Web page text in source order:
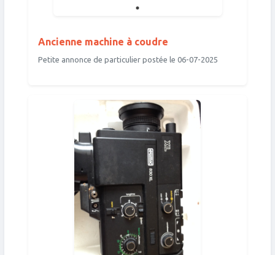
Ancienne machine à coudre
Petite annonce de particulier postée le 06-07-2025